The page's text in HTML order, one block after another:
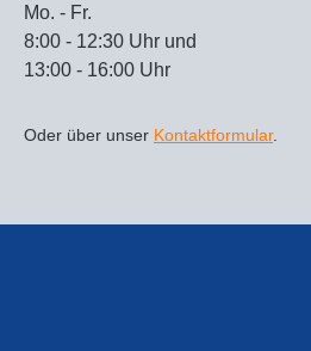
Mo. - Fr.
8:00 - 12:30 Uhr und
13:00 - 16:00 Uhr
Oder über unser Kontaktformular.